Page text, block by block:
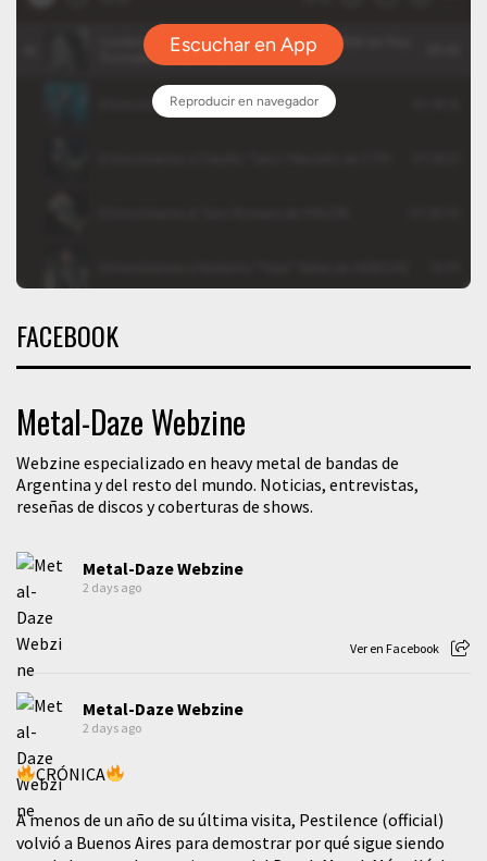
FACEBOOK
Metal-Daze Webzine
Webzine especializado en heavy metal de bandas de
Argentina y del resto del mundo. Noticias, entrevistas,
reseñas de discos y coberturas de shows.
Metal-Daze Webzine
2 days ago
Ver en Facebook
Metal-Daze Webzine
2 days ago
CRÓNICA
A menos de un año de su última visita, Pestilence (official)
volvió a Buenos Aires para demostrar por qué sigue siendo